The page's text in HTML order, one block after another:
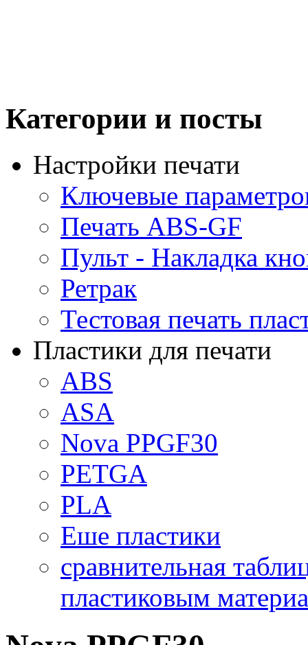
Категории и посты
Настройки печати
Ключевые
Печать ABS-GF
Пульт - Накладка
Ретрак
Тестовая печать
Пластики для печати
ABS
ASA
Nova PPGF30
PETGА
PLA
Еше пластики
сравнительная
пластиковым